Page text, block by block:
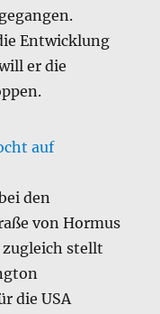
Entwicklung
er die
auf
den
von Hormus
stellt
die USA